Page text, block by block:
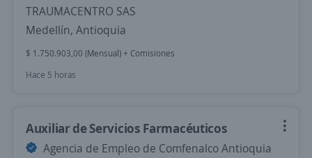
TRAUMACENTRO SAS
Medellín, Antioquia
$ 1.750.903,00 (Mensual) + Comisiones
Hace 5 horas
Auxiliar de Servicios Farmacéuticos
Agencia de Empleo de Comfenalco Antioquia